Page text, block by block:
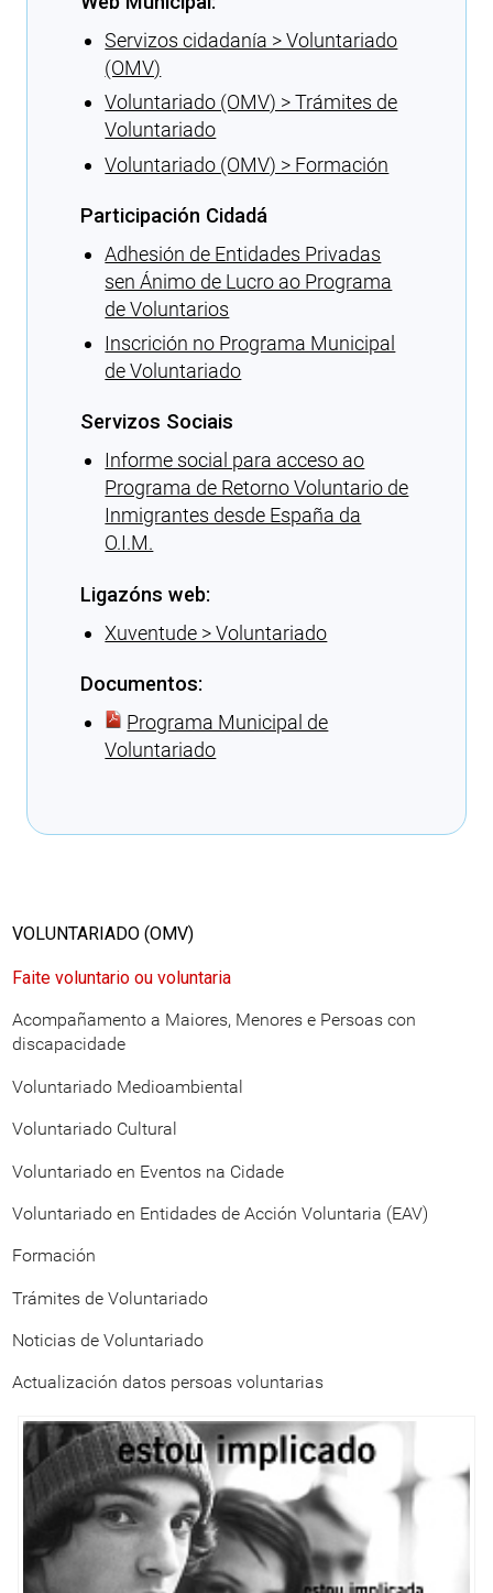
Servizos cidadanía > Voluntariado
(OMV)
Voluntariado (OMV) > Trámites de
Voluntariado
Voluntariado (OMV) > Formación
Participación Cidadá
Adhesión de Entidades Privadas
sen Ánimo de Lucro ao Programa
de Voluntarios
Inscrición no Programa Municipal
de Voluntariado
Servizos Sociais
Informe social para acceso ao
Programa de Retorno Voluntario de
Inmigrantes desde España da
O.I.M.
Ligazóns web:
Xuventude > Voluntariado
Documentos:
Programa Municipal de
Voluntariado
VOLUNTARIADO (OMV)
Faite voluntario ou voluntaria
Acompañamento a Maiores, Menores e Persoas con
discapacidade
Voluntariado Medioambiental
Voluntariado Cultural
Voluntariado en Eventos na Cidade
Voluntariado en Entidades de Acción Voluntaria (EAV)
Formación
Trámites de Voluntariado
Noticias de Voluntariado
Actualización datos persoas voluntarias